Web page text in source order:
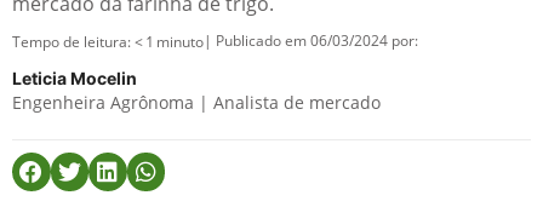
Tempo de leitura:< 1 minuto| Publicado em 06/03/2024 por:
Leticia Mocelin
Engenheira Agrônoma | Analista de mercado